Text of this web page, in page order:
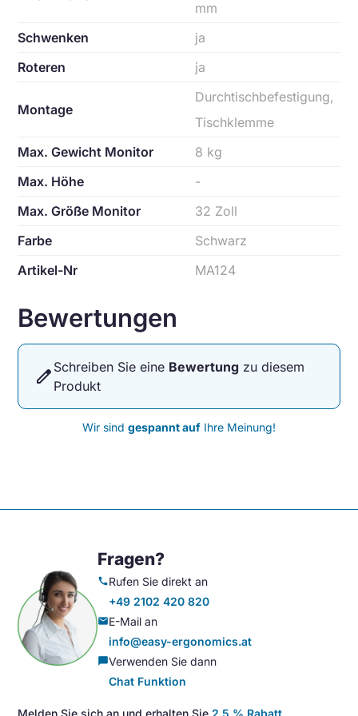
mm
Schwenken
ja
Roteren
ja
Montage
Durchtischbefestigung,
Tischklemme
Max. Gewicht Monitor
8 kg
Max. Höhe
-
Max. Größe Monitor
32 Zoll
Farbe
Schwarz
Artikel-Nr
MA124
Bewertungen
edit Schreiben Sie eine Bewertung zu diesem
Produkt
Wir sind gespannt auf Ihre Meinung!
Fragen?
callRufen Sie direkt an
+49 2102 420 820
mailE-Mail an
info@easy-ergonomics.at
chat_bubbleVerwenden Sie dann
Chat Funktion
Melden Sie sich an und erhalten Sie 2,5 % Rabatt